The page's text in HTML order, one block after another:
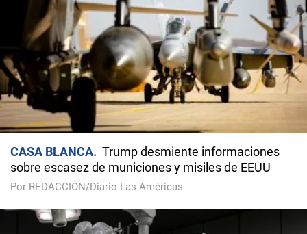
CASA BLANCA
Trump desmiente informaciones
sobre escasez de municiones y misiles de EEUU
Por REDACCIÓN/Diario Las Américas